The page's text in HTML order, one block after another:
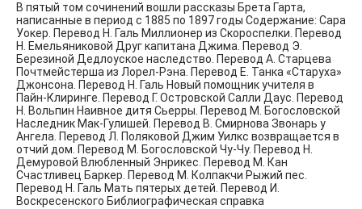
В пятый том сочинений вошли рассказы Брета Гарта,
написанные в период с 1885 по 1897 годы Содержание: Сара
Уокер. Перевод Н. Галь Миллионер из Скороспелки. Перевод
Н. Емельяниковой Друг капитана Джима. Перевод Э.
Березиной Дедлоуское наследство. Перевод А. Старцева
Почтмейстерша из Лорел-Рэна. Перевод Е. Танка «Старуха»
Джонсона. Перевод Н. Галь Новый помощник учителя в
Пайн-Клиринге. Перевод Г. Островской Салли Даус. Перевод
Н. Вольпин Наивное дитя Сьерры. Перевод М. Богословской
Наследник Мак-Гулишей. Перевод В. Смирнова Звонарь у
Ангела. Перевод Л. Поляковой Джим Уилкс возвращается в
отчий дом. Перевод М. Богословской Чу-Чу. Перевод Н.
Демуровой Влюбленный Энрикес. Перевод М. Кан
Счастливец Баркер. Перевод М. Колпакчи Рыжий пес.
Перевод Н. Галь Мать пятерых детей. Перевод И.
Воскресенского Библиографическая справка